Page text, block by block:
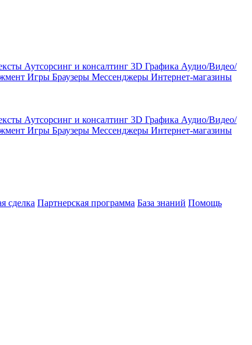
Аутсорсинг и консалтинг 3D Графика Аудио/Видео/
Игры Браузеры Мессенджеры Интернет-магазины
Аутсорсинг и консалтинг 3D Графика Аудио/Видео/
Игры Браузеры Мессенджеры Интернет-магазины
сделка Партнерская программа База знаний Помощь